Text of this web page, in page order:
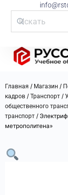
Главная / Магазин /
кадров / Транспорт /
общественного
транспорт /
метрополитена»